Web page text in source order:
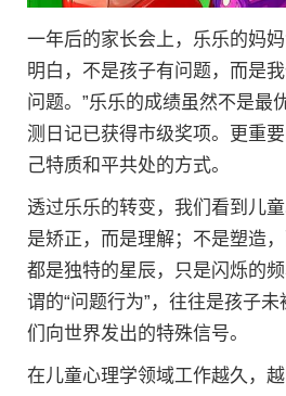
一年后的家长会上，乐乐的妈
明白，不是孩子有问题，而是
问题。”乐乐的成绩虽然不是最
测日记已获得市级奖项。更重
己特质和平共处的方式。
透过乐乐的转变，我们看到儿
是矫正，而是理解；不是塑造
都是独特的星辰，只是闪烁的
谓的“问题行为”，往往是孩子
们向世界发出的特殊信号。
在儿童心理学领域工作越久，